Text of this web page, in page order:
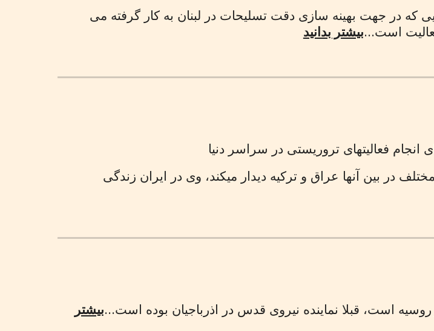
در جهت بهینه سازی دقت تسلیحات در لبنان به کار گرفته می
است...بیشتر بدانید
فعالیتهای تروریستی در سراسر دنیا
در بین آنها عراق و ترکیه دیدار میکند، وی در ایران زندگی
است، قبلا نماينده نيروى قدس در اذرباجيان بوده است...بیشتر